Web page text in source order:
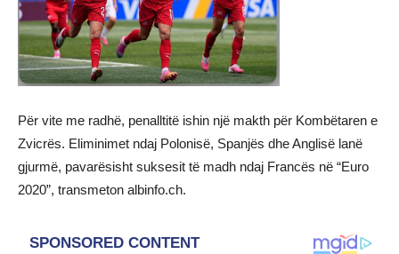
Për vite me radhë, penalltitë ishin një makth për Kombëtaren e
Zvicrës. Eliminimet ndaj Polonisë, Spanjës dhe Anglisë lanë
gjurmë, pavarësisht suksesit të madh ndaj Francës në “Euro
2020”, transmeton albinfo.ch.